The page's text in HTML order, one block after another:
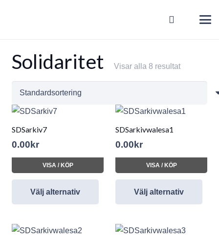
Solidaritet Visar alla 8 resultat
SDSarkiv7
0.00 kr
VISA / KÖP
Välj alternativ
SDSarkivwalesa1
0.00 kr
VISA / KÖP
Välj alternativ